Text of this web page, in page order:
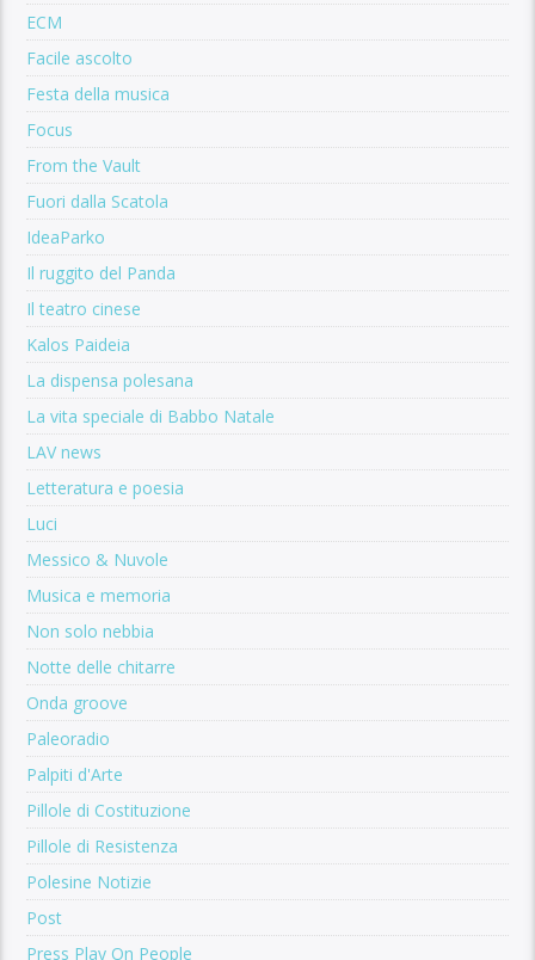
ECM
Facile ascolto
Festa della musica
Focus
From the Vault
Fuori dalla Scatola
IdeaParko
Il ruggito del Panda
Il teatro cinese
Kalos Paideia
La dispensa polesana
La vita speciale di Babbo Natale
LAV news
Letteratura e poesia
Luci
Messico & Nuvole
Musica e memoria
Non solo nebbia
Notte delle chitarre
Onda groove
Paleoradio
Palpiti d'Arte
Pillole di Costituzione
Pillole di Resistenza
Polesine Notizie
Post
Press Play On People